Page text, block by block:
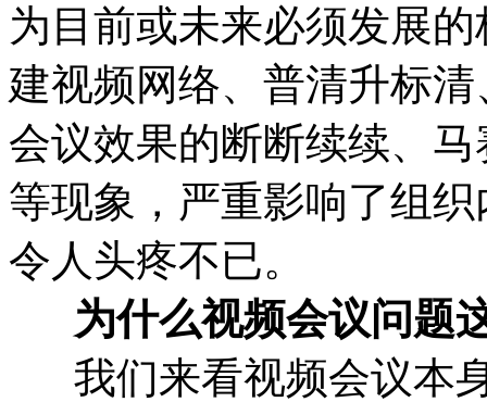
为目前或未来必须发展
建视频网络、普清升标
会议效果的断断续续、
等现象，严重影响了组
令人头疼不已。
为什么视频会议问题
我们来看视频会议本